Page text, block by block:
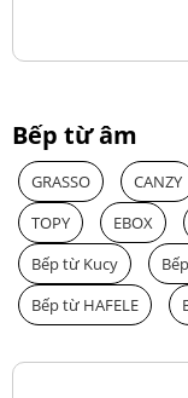
Bếp từ âm
GRASSO CANZY
TOPY
EBOX
Bếp từ Kucy
Bếp từ HAFELE